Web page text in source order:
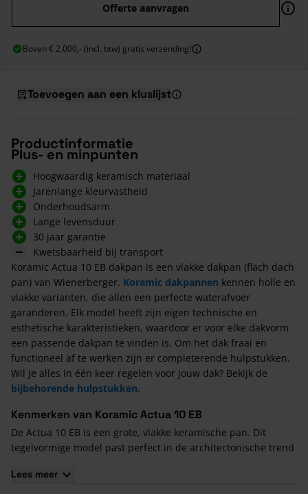
Offerte aanvragen
Boven € 2.000,- (incl. btw) gratis verzending!
Toevoegen aan een kluslijst
Productinformatie
Plus- en minpunten
Hoogwaardig keramisch materiaal
Jarenlange kleurvastheid
Onderhoudsarm
Lange levensduur
30 jaar garantie
Kwetsbaarheid bij transport
Koramic Actua 10 EB dakpan is een vlakke dakpan (flach dach
pan) van Wienerberger. Koramic dakpannen kennen holle en
vlakke varianten, die allen een perfecte waterafvoer
garanderen. Elk model heeft zijn eigen technische en
esthetische karakteristieken, waardoor er voor elke dakvorm
een passende dakpan te vinden is. Om het dak fraai en
functioneel af te werken zijn er completerende hulpstukken.
Wil je alles in één keer regelen voor jouw dak? Bekijk de
bijbehorende hulpstukken.
Kenmerken van Koramic Actua 10 EB
De Actua 10 EB is een grote, vlakke keramische pan. Dit
tegelvormige model past perfect in de architectonische trend
groot panvlak met een subtiele afvlakking. Dat zorgt voor een
Lees meer